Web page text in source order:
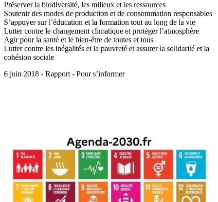
Préserver la biodiversité, les milieux et les ressources
Soutenir des modes de production et de consommation responsables
S’appuyer sur l’éducation et la formation tout au long de la vie
Lutter contre le changement climatique et protéger l’atmosphère
Agir pour la santé et le bien-être de toutes et tous
Lutter contre les inégalités et la pauvreté et assurer la solidarité et la
cohésion sociale
6 juin 2018 - Rapport - Pour s’informer